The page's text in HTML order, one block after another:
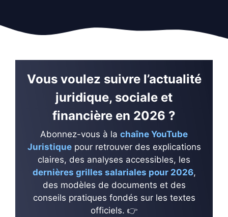
Vous voulez suivre l’actualité
juridique, sociale et
financière en 2026 ?
Abonnez-vous à la chaîne YouTube
Juristiquepour retrouver des explications
claires, des analyses accessibles, les
dernières grilles salariales pour 2026,
des modèles de documents et des
conseils pratiques fondés sur les textes
officiels. 👉